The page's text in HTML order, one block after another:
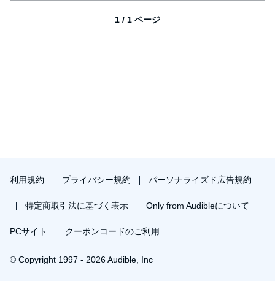
1 / 1 ページ
利用規約 プライバシー規約 パーソナライズド広告規約
特定商取引法に基づく表示 Only from Audibleについて
PCサイト クーポンコードのご利用
© Copyright 1997 - 2026 Audible, Inc